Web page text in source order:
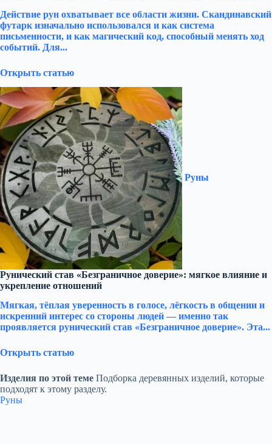
Действие рун охватывает все области жизни. Скандинавский
футарк изначально использовался и как система
письменности, и как магический код, способный менять ход
событий. Для...
Открыть статью
Руны
Рунический став «Безграничное доверие»: мягкое влияние и
укрепление отношений
Мягкая, тёплая уверенность в голосе, лёгкость в общении и
искренний интерес со стороны людей — именно так
проявляется рунический став «Безграничное доверие». Эта...
Открыть статью
Изделия по этой теме Подборка деревянных изделий, которые
подходят к этому разделу.
Руны